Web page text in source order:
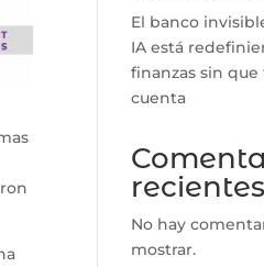
El banco
IA está
finanzas sin que
cuenta
recientes
No hay
mostrar.